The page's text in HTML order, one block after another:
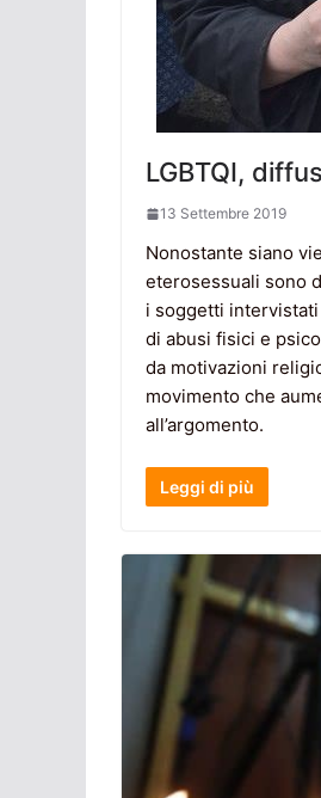
LGBTQI,
13 Settembre 2019
Nonostante siano
eterosessuali sono
i soggetti
di abusi fisici e
da motivazioni
movimento che
all’argomento.
Leggi di più